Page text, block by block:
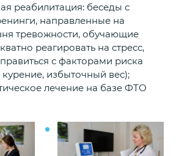
реабилитация: беседы с
направленные на
тревожности, обучающие
реагировать на стресс,
с факторами риска
избыточный вес);
лечение на базе ФТО